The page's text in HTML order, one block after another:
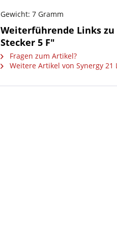
Gewicht: 7 Gramm
Weiterführende Links zu
Stecker 5 F"
Fragen zum Artikel?
Weitere Artikel von Synergy 21